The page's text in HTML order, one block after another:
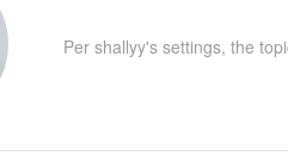
Per shallyy's settings, the